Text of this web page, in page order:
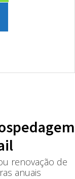
renovação de
anuais